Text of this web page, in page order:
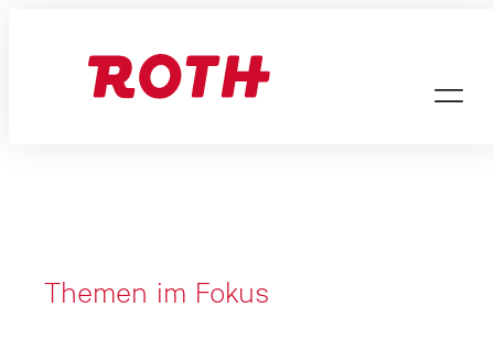
Themen im Fokus